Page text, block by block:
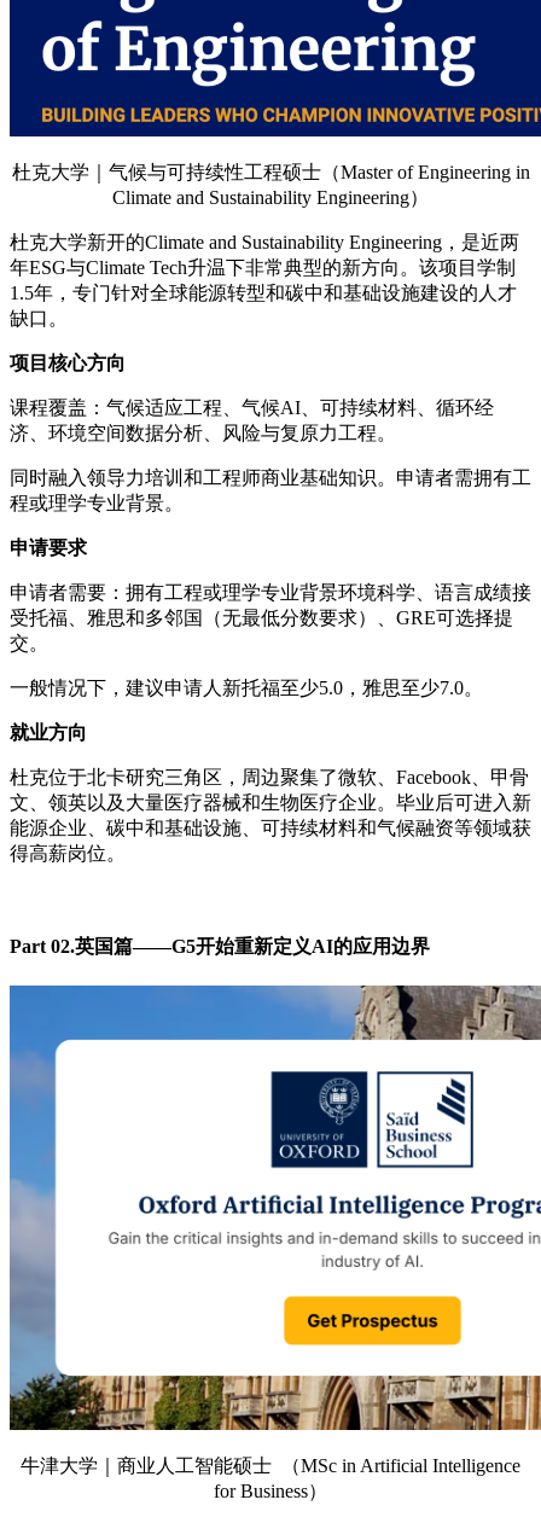
杜克大学｜气候与可持续性工程硕士（Master of Engineering in
Climate and Sustainability Engineering）
杜克大学新开的Climate and Sustainability Engineering，是近两
年ESG与Climate Tech升温下非常典型的新方向。该项目学制
1.5年，专门针对全球能源转型和碳中和基础设施建设的人才
缺口。
项目核心方向
课程覆盖：气候适应工程、气候AI、可持续材料、循环经
济、环境空间数据分析、风险与复原力工程。
同时融入领导力培训和工程师商业基础知识。申请者需拥有工
程或理学专业背景。
申请要求
申请者需要：拥有工程或理学专业背景环境科学、语言成绩接
受托福、雅思和多邻国（无最低分数要求）、GRE可选择提
交。
一般情况下，建议申请人新托福至少5.0，雅思至少7.0。
就业方向
杜克位于北卡研究三角区，周边聚集了微软、Facebook、甲骨
文、领英以及大量医疗器械和生物医疗企业。毕业后可进入新
能源企业、碳中和基础设施、可持续材料和气候融资等领域获
得高薪岗位。
Part 02.英国篇——G5开始重新定义AI的应用边界
牛津大学｜商业人工智能硕士 （MSc in Artificial Intelligence
for Business）